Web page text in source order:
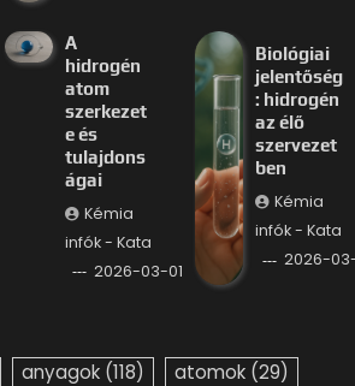
A
hidrogén
atom
szerkezet
e és
tulajdons
ágai
Kémia
infók - Kata
2026-03-01
Biológiai
jelentőség
: hidrogén
az élő
szervezet
ben
Kémia
infók - Kata
2026-
anyagok (118) atomok (29)